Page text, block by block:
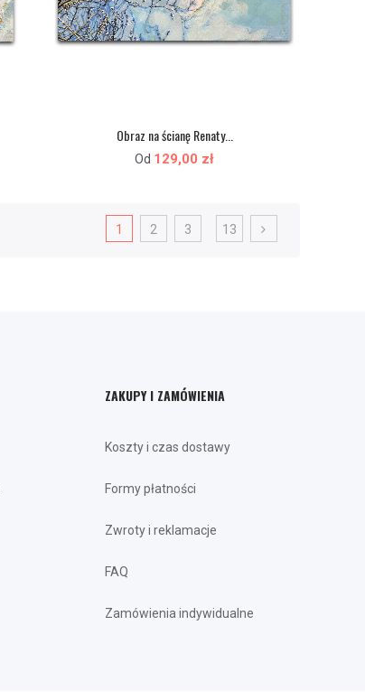
Obraz na ścianę Renaty...
Od 129,00 zł
1 2 3 13
ZAKUPY I ZAMÓWIENIA
Koszty i czas dostawy
Formy płatności
Zwroty i reklamacje
FAQ
Zamówienia indywidualne